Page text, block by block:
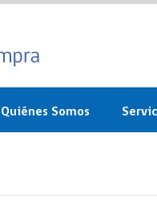
Quiénes Somos